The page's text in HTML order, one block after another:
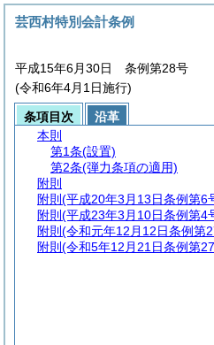
芸西村特別会計条例
平成15年6月30日 条例第28号
(令和6年4月1日施行)
条項目次
沿革
本則
第1条(設置)
第2条(弾力条項の適用)
附則
附則 (平成20年3月13日条例第6
附則 (平成23年3月10日条例第4
附則 (令和元年12月12日条例第
附則 (令和5年12月21日条例第